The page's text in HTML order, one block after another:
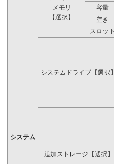
システム
メモリ
【選択】
容量
空き
スロット
システムドライブ【選択】
追加ストレージ【選択】